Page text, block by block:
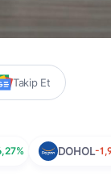
Takip Et
DOHOL-